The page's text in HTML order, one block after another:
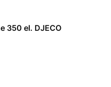
350 el. DJECO